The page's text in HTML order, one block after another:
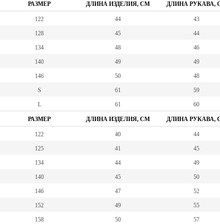
РАЗМЕР ДЛИНА ИЗДЕЛИЯ, СМ ДЛИНА РУКАВА,
122 44 43
128 45 44
134 48 46
140 49 49
146 50 48
S 61 59
L 61 60
РАЗМЕР ДЛИНА ИЗДЕЛИЯ, СМ ДЛИНА РУКАВА,
122 40 44
125 41 45
134 44 49
140 45 50
146 47 52
152 49 55
158 50 57